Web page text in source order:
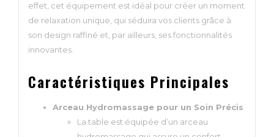
effet, cet équipement est idéal pour créer un moment
de relaxation unique, qui séduira vos clients grâce à
son design raffiné et, par ailleurs, ses fonctionnalités
innovantes.
Caractéristiques Principales
Arceau Hydromassage pour un Soin Précis
La table est équipée d’un arceau